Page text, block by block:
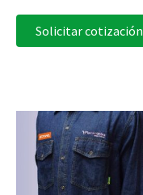
Solicitar cotización